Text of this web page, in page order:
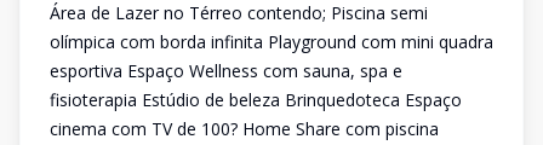
Área de Lazer no Térreo contendo; Piscina semi
olímpica com borda infinita Playground com mini quadra
esportiva Espaço Wellness com sauna, spa e
fisioterapia Estúdio de beleza Brinquedoteca Espaço
cinema com TV de 100? Home Share com piscina